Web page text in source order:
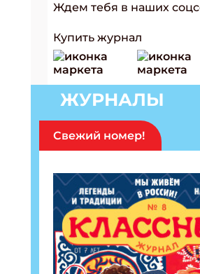
Ждем тебя в наших
Купить журнал
ЖУРНАЛЫ
Свежий номер!